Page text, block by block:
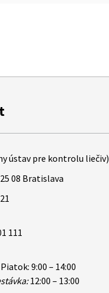
ústav pre kontrolu liečiv)
08 Bratislava
111
9:00 – 14:00
12:00 – 13:00